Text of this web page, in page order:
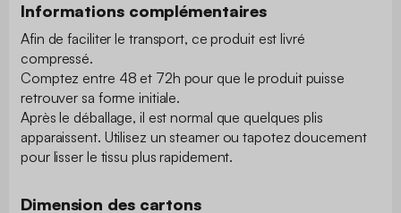
Informations complémentaires
Afin de faciliter le transport, ce produit est livré
compressé.
Comptez entre 48 et 72h pour que le produit puisse
retrouver sa forme initiale.
Après le déballage, il est normal que quelques plis
apparaissent. Utilisez un steamer ou tapotez doucement
pour lisser le tissu plus rapidement.
Dimension des cartons